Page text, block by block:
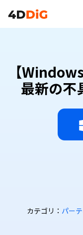
【
最新の不
カテゴリ： パー